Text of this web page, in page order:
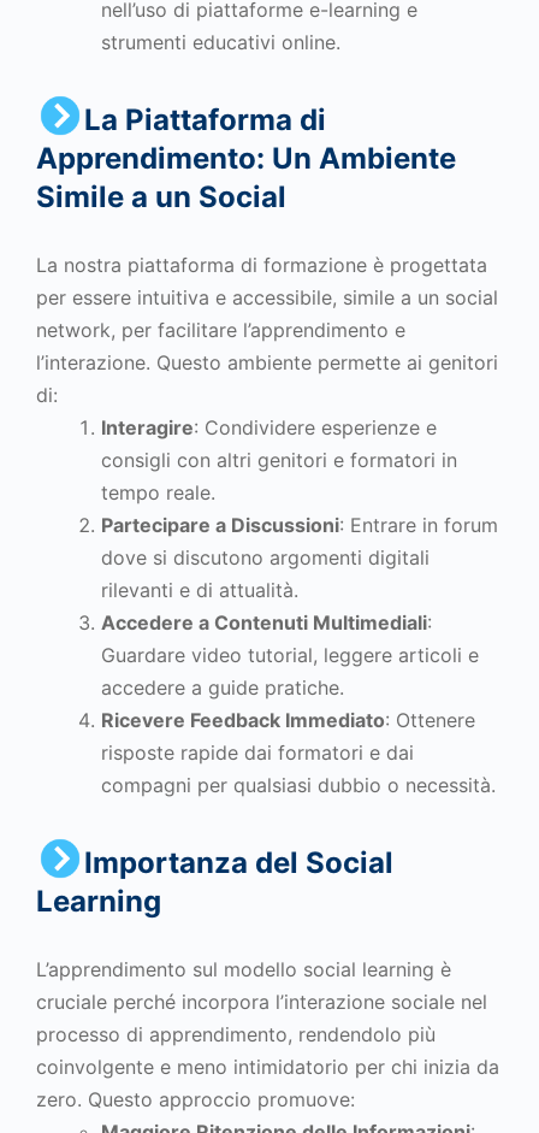
nell’uso di piattaforme e-learning e
strumenti educativi online.
La Piattaforma di
Apprendimento: Un Ambiente
Simile a un Social
La nostra piattaforma di formazione è progettata
per essere intuitiva e accessibile, simile a un social
network, per facilitare l’apprendimento e
l’interazione. Questo ambiente permette ai genitori
di:
Interagire: Condividere esperienze e
consigli con altri genitori e formatori in
tempo reale.
Partecipare a Discussioni: Entrare in forum
dove si discutono argomenti digitali
rilevanti e di attualità.
Accedere a Contenuti Multimediali:
Guardare video tutorial, leggere articoli e
accedere a guide pratiche.
Ricevere Feedback Immediato: Ottenere
risposte rapide dai formatori e dai
compagni per qualsiasi dubbio o necessità.
Importanza del Social
Learning
L’apprendimento sul modello social learning è
cruciale perché incorpora l’interazione sociale nel
processo di apprendimento, rendendolo più
coinvolgente e meno intimidatorio per chi inizia da
zero. Questo approccio promuove: